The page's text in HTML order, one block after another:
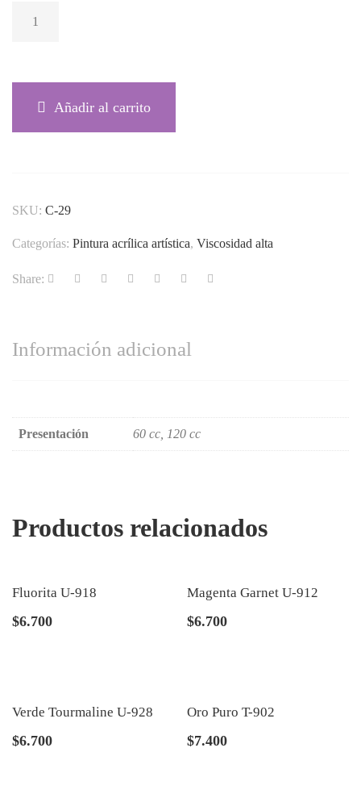
AMARILLO
CANTIDAD
Añadir al carrito
SKU: C-29
Categorías: Pintura acrílica artística, Viscosidad alta
Share:
Información adicional
Presentación 60 cc, 120 cc
Productos relacionados
Fluorita U-918
$6.700
Magenta Garnet U-912
$6.700
Verde Tourmaline U-928
$6.700
Oro Puro T-902
$7.400